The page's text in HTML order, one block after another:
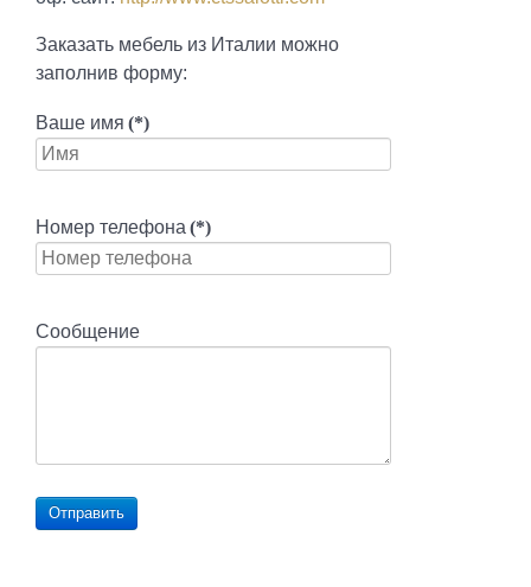
Заказать мебель из Италии можно
заполнив форму:
Ваше имя (*)
Номер телефона (*)
Сообщение
Отправить